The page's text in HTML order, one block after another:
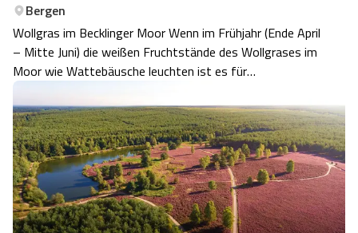
Bergen
Wollgras im Becklinger Moor Wenn im Frühjahr (Ende April
– Mitte Juni) die weißen Fruchtstände des Wollgrases im
Moor wie Wattebäusche leuchten ist es für
Naturliebhaber Zeit für einen besonderen Ausflug ins
Becklinger Moor in der Region Celle in der Südheide.